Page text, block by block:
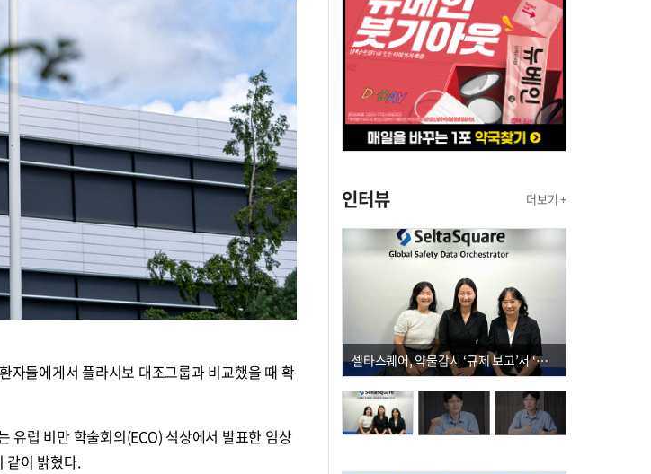
자들에게서 플라시보 대조그룹과 비교했을 때 확
유럽 비만 학술회의(ECO) 석상에서 발표한 임상
같이 밝혔다.
인터뷰 더보기 +
셀타스퀘어, 약물감시 ‘규제 보고’서 ‘데이터 의사결정’으로 "PVX 전환 요구 커진다"